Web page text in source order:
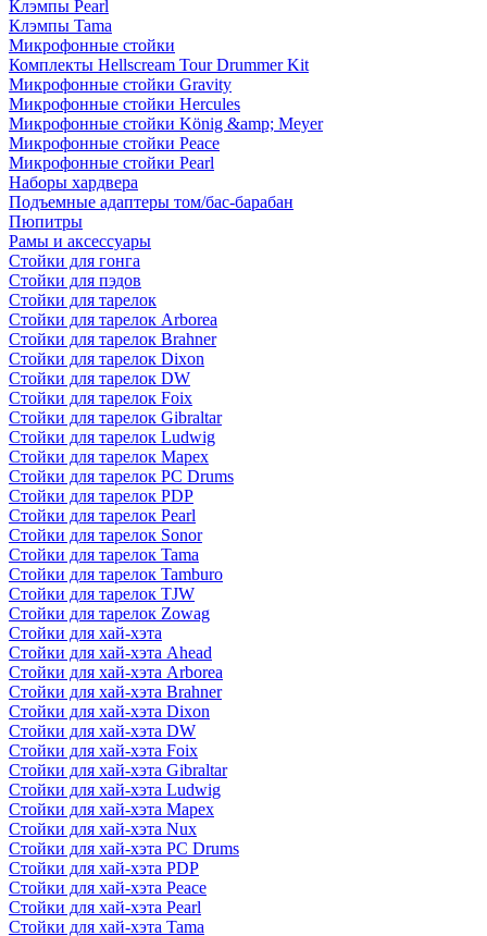
Клэмпы Pearl
Клэмпы Tama
Микрофонные стойки
Комплекты Hellscream Tour Drummer Kit
Микрофонные стойки Gravity
Микрофонные стойки Hercules
Микрофонные стойки König &amp; Meyer
Микрофонные стойки Peace
Микрофонные стойки Pearl
Наборы хардвера
Подъемные адаптеры том/бас-барабан
Пюпитры
Рамы и аксессуары
Стойки для гонга
Стойки для пэдов
Стойки для тарелок
Стойки для тарелок Arborea
Стойки для тарелок Brahner
Стойки для тарелок Dixon
Стойки для тарелок DW
Стойки для тарелок Foix
Стойки для тарелок Gibraltar
Стойки для тарелок Ludwig
Стойки для тарелок Mapex
Стойки для тарелок PC Drums
Стойки для тарелок PDP
Стойки для тарелок Pearl
Стойки для тарелок Sonor
Стойки для тарелок Tama
Стойки для тарелок Tamburo
Стойки для тарелок TJW
Стойки для тарелок Zowag
Стойки для хай-хэта
Стойки для хай-хэта Ahead
Стойки для хай-хэта Arborea
Стойки для хай-хэта Brahner
Стойки для хай-хэта Dixon
Стойки для хай-хэта DW
Стойки для хай-хэта Foix
Стойки для хай-хэта Gibraltar
Стойки для хай-хэта Ludwig
Стойки для хай-хэта Mapex
Стойки для хай-хэта Nux
Стойки для хай-хэта PC Drums
Стойки для хай-хэта PDP
Стойки для хай-хэта Peace
Стойки для хай-хэта Pearl
Стойки для хай-хэта Tama